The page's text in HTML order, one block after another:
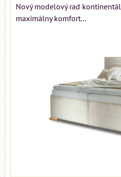
Nový modelový rad
maximálny komfort...